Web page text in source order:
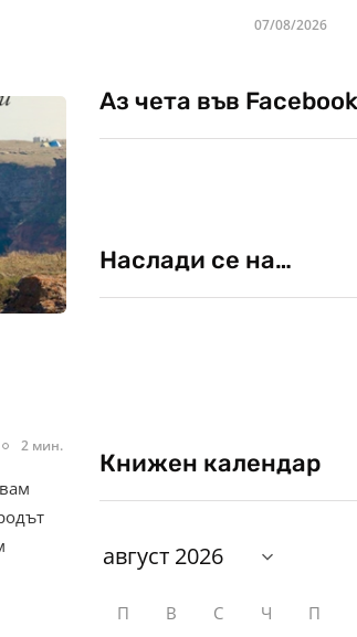
2 мин.
07/08/2026
Аз чета във Facebook
Наслади се на…
Книжен календар
П В С Ч П